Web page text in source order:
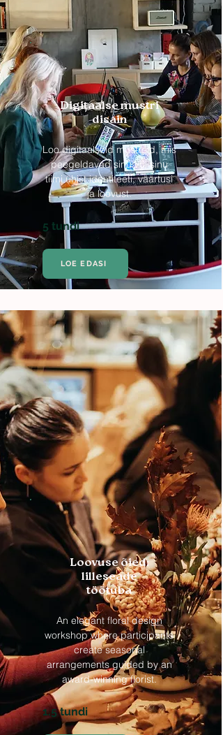
Digitaalse mustri
disain
Loo digitaalseid mustreid, mis
peegeldavad sinu või sinu
tiimi ühist identiteeti, väärtusi
ja loovust.
5 tundi
LOE EDASI
Loovuse õied:
lilleseade
töötuba
An elegant floral design
workshop where participants
create seasonal
arrangements guided by an
award-winning florist.
1.5 tundi